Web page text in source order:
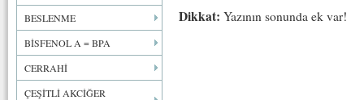
BESLENME
BİSFENOL A = BPA
CERRAHİ
ÇEŞİTLİ AKCİĞER
Dikkat: Yazının sonunda ek var!